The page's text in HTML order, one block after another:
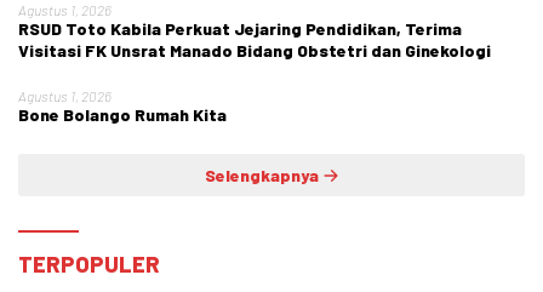
Agustus 1, 2026
RSUD Toto Kabila Perkuat Jejaring Pendidikan, Terima
Visitasi FK Unsrat Manado Bidang Obstetri dan Ginekologi
Agustus 1, 2026
Bone Bolango Rumah Kita
Selengkapnya
TERPOPULER